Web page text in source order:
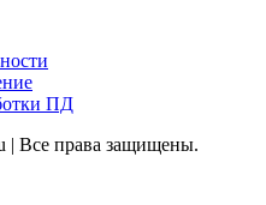
ПД
| Все права защищены.